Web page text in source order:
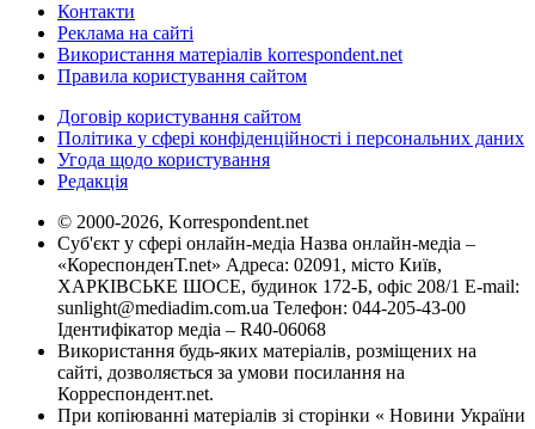
Контакти
Реклама на сайті
Використання матеріалів korrespondent.net
Правила користування сайтом
Договір користування сайтом
Політика у сфері конфіденційності і персональних даних
Угода щодо користування
Редакція
© 2000-2026, Korrespondent.net
Суб'єкт у сфері онлайн-медіа Назва онлайн-медіа –
«КореспонденТ.net» Адреса: 02091, місто Київ,
ХАРКІВСЬКЕ ШОСЕ, будинок 172-Б, офіс 208/1 E-mail:
sunlight@mediadim.com.ua Телефон: 044-205-43-00
Ідентифікатор медіа – R40-06068
Використання будь-яких матеріалів, розміщених на
сайті, дозволяється за умови посилання на
Корреспондент.net.
При копіюванні матеріалів зі сторінки « Новини України